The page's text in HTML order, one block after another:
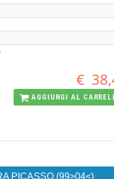
€
AGGIUNGI AL
PICASSO (99>04<)